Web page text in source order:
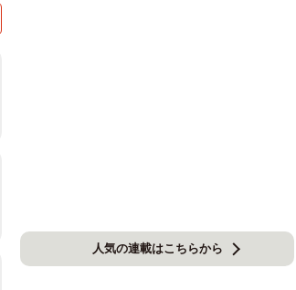
人気の連載はこちらから